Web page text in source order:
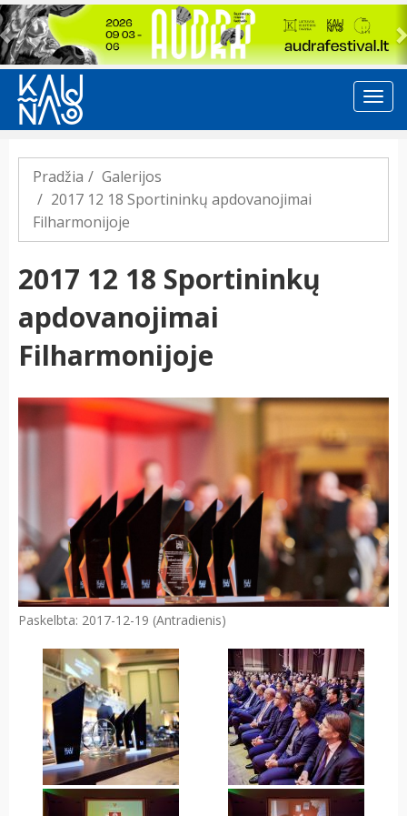
Previous
Pradžia
Galerijos
2017 12 18 Sportininkų apdovanojimai
Filharmonijoje
2017 12 18 Sportininkų
apdovanojimai
Filharmonijoje
Paskelbta: 2017-12-19 (Antradienis)